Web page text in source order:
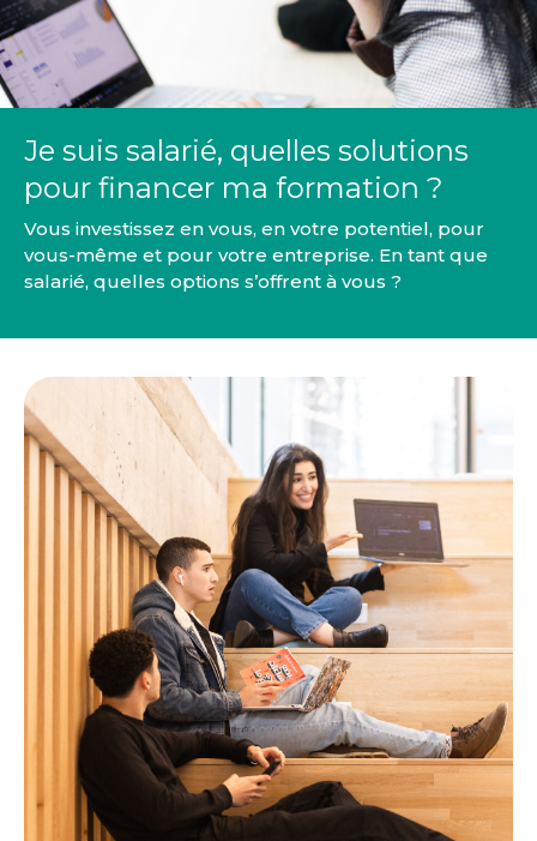
Je suis salarié, quelles solutions
pour financer ma formation ?
Vous investissez en vous, en votre potentiel, pour
vous-même et pour votre entreprise. En tant que
salarié, quelles options s’offrent à vous ?